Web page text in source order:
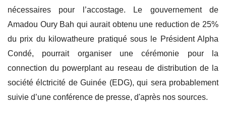
nécessaires pour l’accostage. Le gouvernement de
Amadou Oury Bah qui aurait obtenu une reduction de 25%
du prix du kilowatheure pratiqué sous le Président Alpha
Condé, pourrait organiser une cérémonie pour la
connection du powerplant au reseau de distribution de la
société élctricité de Guinée (EDG), qui sera probablement
suivie d’une conférence de presse, d'après nos sources.